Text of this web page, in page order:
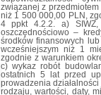
związanej z
niż 1 500 000,00 PLN,
4 ppkt 4.2.2. a) SIWZ,
oszczędnościowo –
środków finansowych
wcześniejszym niż 1
zgodnie z warunkiem
c) wykaz robót
ostatnich 5 lat przed
prowadzenia
rodzaju, wartości, daty,